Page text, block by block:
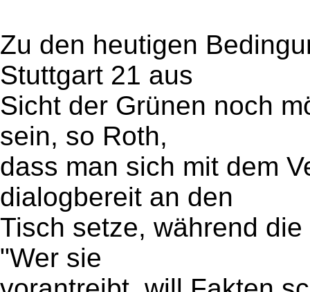
Zu den heutigen
Stuttgart 21 aus
Sicht der Grünen noch
sein, so Roth,
dass man sich mit dem
dialogbereit an den
Tisch setze, während
"Wer sie